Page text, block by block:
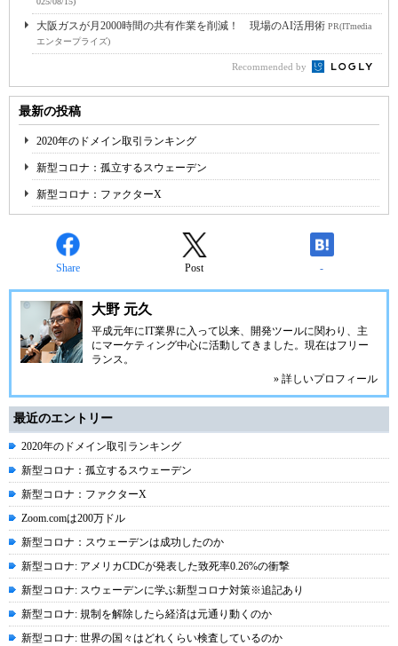
大阪ガスが月2000時間の共有作業を削減！ 現場のAI活用術 PR(ITmedia
エンタープライズ)
Recommended by
最新の投稿
2020年のドメイン取引ランキング
新型コロナ：孤立するスウェーデン
新型コロナ：ファクターX
Share Post -
大野 元久
平成元年にIT業界に入って以来、開発ツールに関わり、主
にマーケティング中心に活動してきました。現在はフリー
ランス。
» 詳しいプロフィール
最近のエントリー
2020年のドメイン取引ランキング
新型コロナ：孤立するスウェーデン
新型コロナ：ファクターX
Zoom.comは200万ドル
新型コロナ：スウェーデンは成功したのか
新型コロナ: アメリカCDCが発表した致死率0.26%の衝撃
新型コロナ: スウェーデンに学ぶ新型コロナ対策※追記あり
新型コロナ: 規制を解除したら経済は元通り動くのか
新型コロナ: 世界の国々はどれくらい検査しているのか